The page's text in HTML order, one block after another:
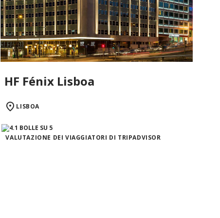
HF Fénix Lisboa
LISBOA
VALUTAZIONE DEI VIAGGIATORI DI TRIPADVISOR